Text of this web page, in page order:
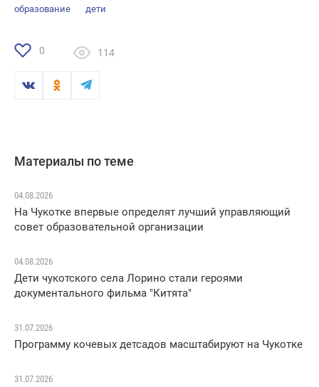
образование дети
0 114
Материалы по теме
04.08.2026
На Чукотке впервые определят лучший управляющий
совет образовательной организации
04.08.2026
Дети чукотского села Лорино стали героями
документального фильма "Китята"
31.07.2026
Программу кочевых детсадов масштабируют на Чукотке
31.07.2026